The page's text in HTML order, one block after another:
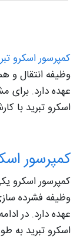
کمپرسور اسکرو
وظیفه انتقال و
عهده دارد. برای
اسکرو تبرید با
کمپرسور
کمپرسور اسکرو
وظیفه فشرده
عهده دارد. در
اسکرو تبرید به